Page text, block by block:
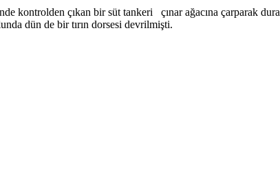
kontrolden çıkan bir süt tankeri çınar ağacına çarparak
dün de bir tırın dorsesi devrilmişti.